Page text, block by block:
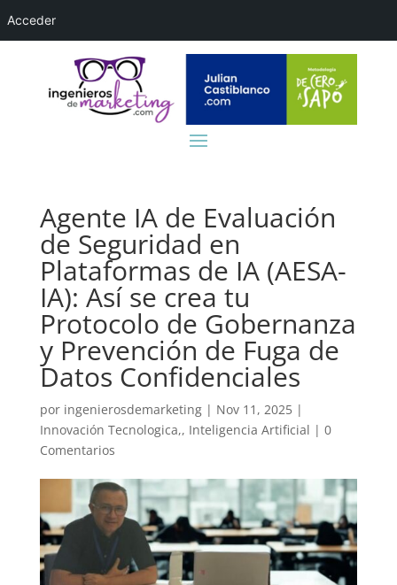
Agente IA de Evaluación
de Seguridad en
Plataformas de IA (AESA-
IA): Así se crea tu
Protocolo de Gobernanza
y Prevención de Fuga de
Datos Confidenciales
por ingenierosdemarketing| Nov 11, 2025|
Innovación Tecnologica,, Inteligencia Artificial | 0
Comentarios
Acceder